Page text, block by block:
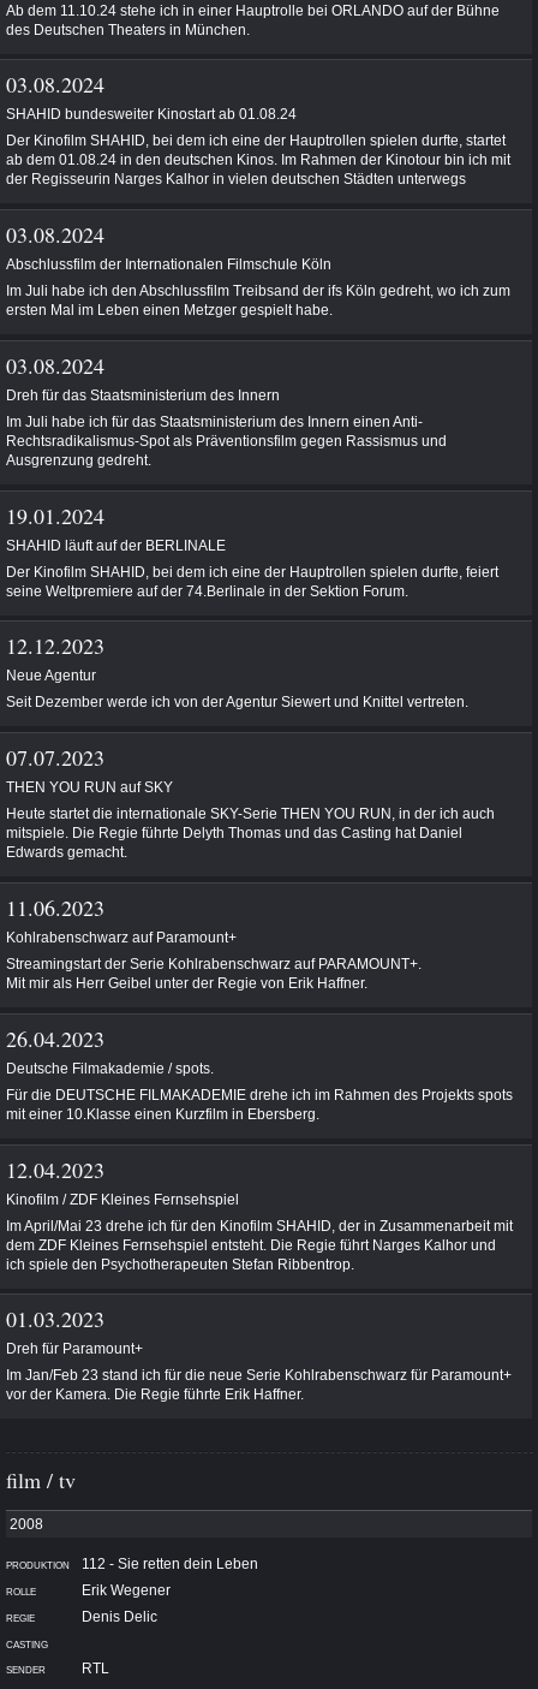
Ab dem 11.10.24 stehe ich in einer Hauptrolle bei ORLANDO auf der Bühne
des Deutschen Theaters in München.
03.08.2024
SHAHID bundesweiter Kinostart ab 01.08.24
Der Kinofilm SHAHID, bei dem ich eine der Hauptrollen spielen durfte, startet
ab dem 01.08.24 in den deutschen Kinos. Im Rahmen der Kinotour bin ich mit
der Regisseurin Narges Kalhor in vielen deutschen Städten unterwegs
03.08.2024
Abschlussfilm der Internationalen Filmschule Köln
Im Juli habe ich den Abschlussfilm Treibsand der ifs Köln gedreht, wo ich zum
ersten Mal im Leben einen Metzger gespielt habe.
03.08.2024
Dreh für das Staatsministerium des Innern
Im Juli habe ich für das Staatsministerium des Innern einen Anti-
Rechtsradikalismus-Spot als Präventionsfilm gegen Rassismus und
Ausgrenzung gedreht.
19.01.2024
SHAHID läuft auf der BERLINALE
Der Kinofilm SHAHID, bei dem ich eine der Hauptrollen spielen durfte, feiert
seine Weltpremiere auf der 74.Berlinale in der Sektion Forum.
12.12.2023
Neue Agentur
Seit Dezember werde ich von der Agentur Siewert und Knittel vertreten.
07.07.2023
THEN YOU RUN auf SKY
Heute startet die internationale SKY-Serie THEN YOU RUN, in der ich auch
mitspiele. Die Regie führte Delyth Thomas und das Casting hat Daniel
Edwards gemacht.
11.06.2023
Kohlrabenschwarz auf Paramount+
Streamingstart der Serie Kohlrabenschwarz auf PARAMOUNT+.
Mit mir als Herr Geibel unter der Regie von Erik Haffner.
26.04.2023
Deutsche Filmakademie / spots.
Für die DEUTSCHE FILMAKADEMIE drehe ich im Rahmen des Projekts spots
mit einer 10.Klasse einen Kurzfilm in Ebersberg.
12.04.2023
Kinofilm / ZDF Kleines Fernsehspiel
Im April/Mai 23 drehe ich für den Kinofilm SHAHID, der in Zusammenarbeit mit
dem ZDF Kleines Fernsehspiel entsteht. Die Regie führt Narges Kalhor und
ich spiele den Psychotherapeuten Stefan Ribbentrop.
01.03.2023
Dreh für Paramount+
Im Jan/Feb 23 stand ich für die neue Serie Kohlrabenschwarz für Paramount+
vor der Kamera. Die Regie führte Erik Haffner.
film / tv
112 - Sie retten dein Leben
Erik Wegener
Denis Delic
RTL